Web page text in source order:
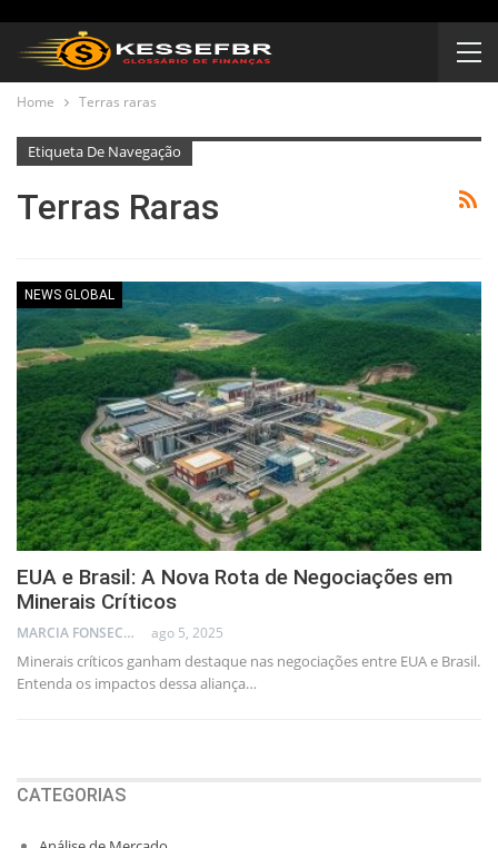
Home Terras raras
Etiqueta De Navegação
Terras Raras
NEWS GLOBAL
EUA e Brasil: A Nova Rota de Negociações em
Minerais Críticos
MARCIA FONSECA - FINANCIAL CONSULTANT ago 5, 2025
Minerais críticos ganham destaque nas negociações entre EUA e Brasil.
Entenda os impactos dessa aliança…
CATEGORIAS